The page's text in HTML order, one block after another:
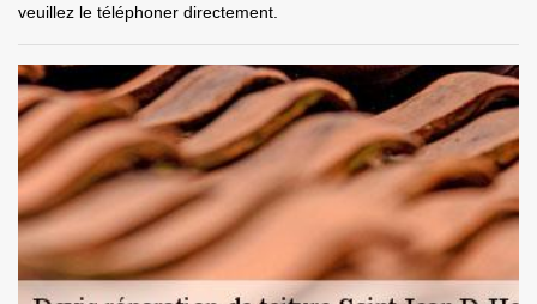
veuillez le téléphoner directement.